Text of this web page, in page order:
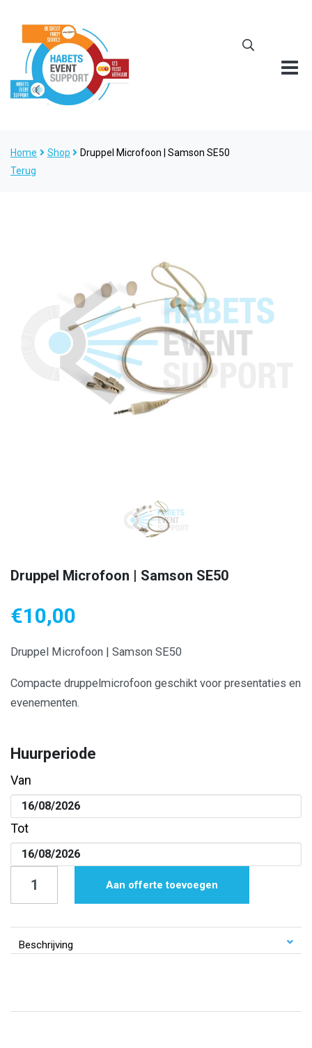
Home Shop
Druppel Microfoon | Samson SE50
Terug
Druppel Microfoon | Samson SE50
€10,00
Druppel Microfoon | Samson SE50
Compacte druppelmicrofoon geschikt voor presentaties en
evenementen.
Huurperiode
Van
Tot
Samson
SE50
Aan offerte toevoegen
Beschrijving